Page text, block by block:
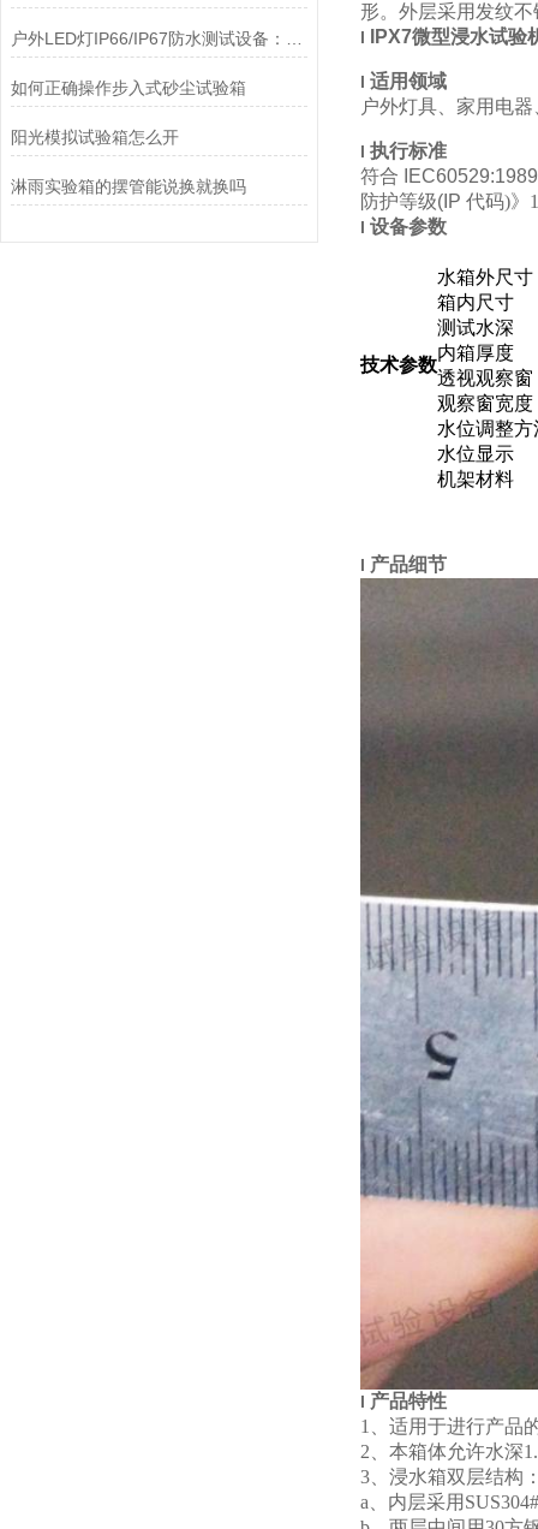
如何正确操作步入式砂尘试验箱
阳光模拟试验箱怎么开
淋雨实验箱的摆管能说换就换吗
形。 外层采用发纹
l IPX7微型浸水试
l 适用领域
户外灯具、 家用电
l 执行标准
符合 IEC60529:1989
防护等级(IP 代码)》
l 设备参数
技术参数
水箱外尺寸
箱内尺寸
测试水深
内箱厚度
透视观察窗
观察窗宽度
水位调整方
水位显示
机架材料
l 产品细节
l 产品特性
1、适用于进行产品
2、本箱体允许水深
3、浸水箱双层结构
a、内层采用 SUS304#